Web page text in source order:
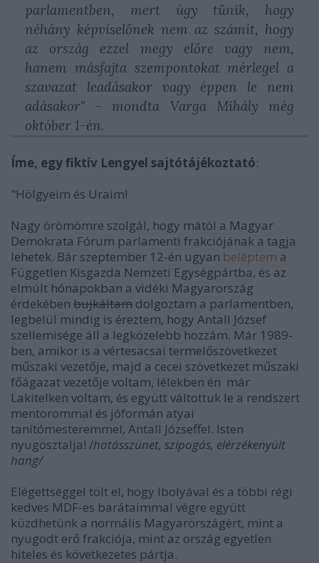
parlamentben, mert úgy tűnik, hogy
néhány képviselőnek nem az számít, hogy
az ország ezzel megy előre vagy nem,
hanem másfajta szempontokat mérlegel a
szavazat leadásakor vagy éppen le nem
adásakor" - mondta Varga Mihály még
október 1-én.
Íme, egy fiktív Lengyel sajtótájékoztató:
"Hölgyeim és Uraim!
Nagy örömömre szolgál, hogy mától a Magyar
Demokrata Fórum parlamenti frakciójának a tagja
lehetek. Bár szeptember 12-én ugyan beléptem a
Független Kisgazda Nemzeti Egységpártba, és az
elmúlt hónapokban a vidéki Magyarország
érdekében bujkáltam dolgoztam a parlamentben,
legbelül mindig is éreztem, hogy Antall József
szellemisége áll a legközelebb hozzám. Már 1989-
ben, amikor is a vértesacsai termelőszövetkezet
műszaki vezetője, majd a cecei szövetkezet műszaki
főágazat vezetője voltam, lélekben én már
Lakitelken voltam, és együtt váltottuk le a rendszert
mentorommal és jóformán atyai
tanítómesteremmel, Antall Józseffel. Isten
nyugosztalja! /hatásszünet, szipogás, elérzékenyült
hang/
Elégettséggel tölt el, hogy Ibolyával és a többi régi
kedves MDF-es barátaimmal végre együtt
küzdhetünk a normális Magyarországért, mint a
nyugodt erő frakciója, mint az ország egyetlen
hiteles és következetes pártja.